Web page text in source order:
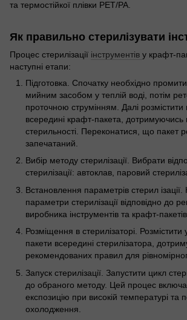
та термостійкої плівки РЕТ/РА.
Як правильно стерилізувати
Процес стерилізації інструментів у крафт-
наступні етапи:
Підготовка. Спочатку необхідно
мийним засобом у теплій воді, потім
проточною струмінням. Далі розмістити
всередині крафт-пакета, дотримуючись
стерильності. Переконатися, що пакет
запечатаний.
Вибір методу стерилізації. Вибрати
стерилізації: автоклав, паровий
Встановлення параметрів стерил
параметри стерилізації відповідно до
виробника інструментів та крафт-пакетів.
Розміщення в стерилізаторі. Розмістити
пакети всередині стерилізатора,
рекомендованих правил для
Запуск стерилізації. Запустити цикл
до обраного методу. Цей процес включає
експозицію при високій температурі та
охолодження.